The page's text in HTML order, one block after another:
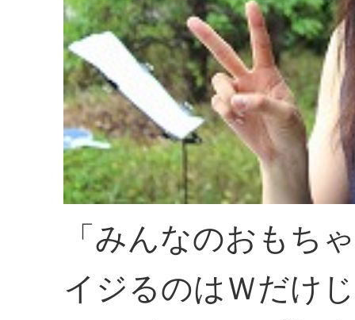
「みんなのおもち
イジるのはＷだけ